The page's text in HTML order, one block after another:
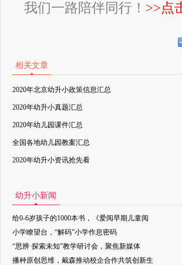
我们一路陪伴同行！ >>点
相关文章
2020年北京幼升小政策信息汇总
2020年幼升小真题汇总
2020年幼儿园课件汇总
全国各地幼儿园教案汇总
2020年幼升小资讯抢先看
幼升小新闻
给0-6岁孩子的1000本书，《爱阅早期儿童阅
小学瞭望台，“解码”小学作息密码
“思辨·探索未知”教学研讨会，聚焦新媒体
播种原创思维，戴森推动校企合作共筑创新生